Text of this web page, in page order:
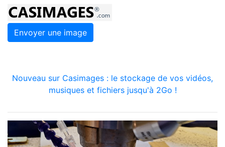
Envoyer une image
Nouveau sur Casimages : le stockage de vos vidéos,
musiques et fichiers jusqu'à 2Go !